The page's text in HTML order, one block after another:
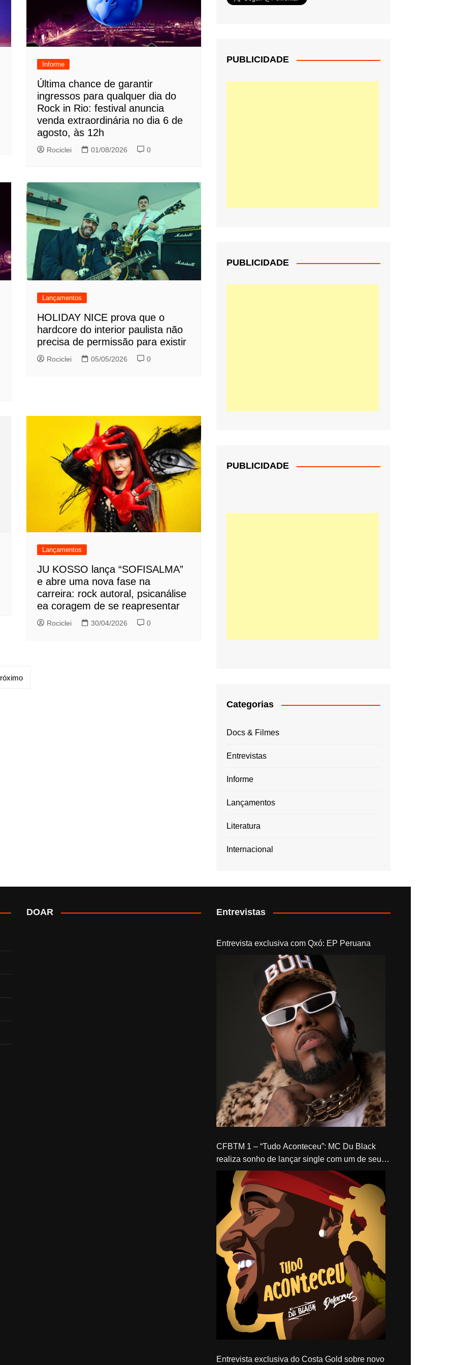
Informe
Última chance de garantir
ingressos para qualquer dia do
Rock in Rio: festival anuncia
venda extraordinária no dia 6 de
agosto, às 12h
Rociclei 01/08/2026 0
Lançamentos
HOLIDAY NICE prova que o
hardcore do interior paulista não
precisa de permissão para existir
Rociclei 05/05/2026 0
Lançamentos
JU KOSSO lança “SOFISALMA”
e abre uma nova fase na
carreira: rock autoral, psicanálise
ea coragem de se reapresentar
Rociclei 30/04/2026 0
PUBLICIDADE
PUBLICIDADE
PUBLICIDADE
Categorias
Docs & Filmes
Entrevistas
Informe
Lançamentos
Literatura
Internacional
DOAR Entrevistas
Entrevista exclusiva com Qxó: EP Peruana
CFBTM 1 – “Tudo Aconteceu”: MC Du Black
realiza sonho de lançar single com um de seus
ídolos, Delacruz
Entrevista exclusiva do Costa Gold sobre novo